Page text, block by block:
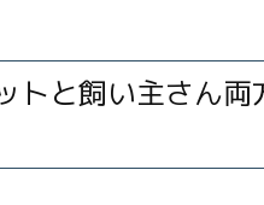
トと飼い主さん両